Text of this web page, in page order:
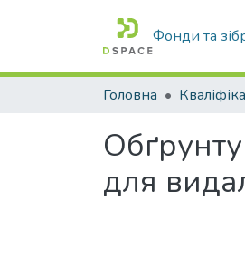
Фонди та
Головна
для